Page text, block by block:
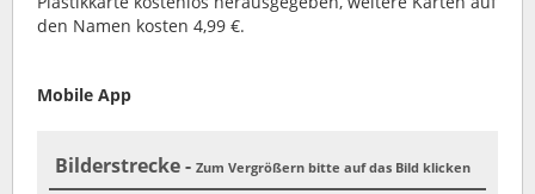
den Namen kosten 4,99 €.
Mobile App
Bilderstrecke - Zum Vergrößern bitte auf das Bild klicken